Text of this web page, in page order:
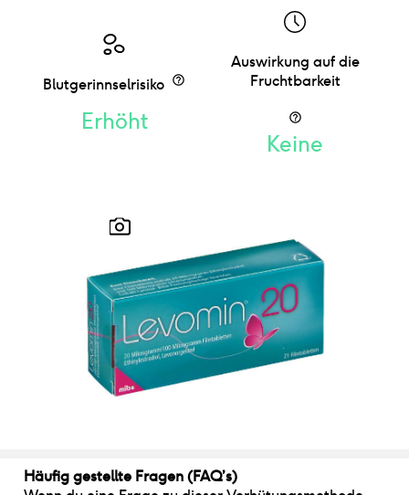
Blutgerinnselrisiko
Erhöht
Auswirkung auf die
Fruchtbarkeit
Keine
Häufig gestellte Fragen (FAQ’s)